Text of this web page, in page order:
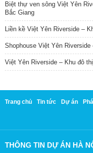
Biệt thự ven sông Việt Yên
Bắc Giang
Liền kề Việt Yên Riverside –
Shophouse Việt Yên
Việt Yên Riverside – Khu đô
Trang chủ Tin tức Dự án
THÔNG TIN DỰ ÁN HÀ